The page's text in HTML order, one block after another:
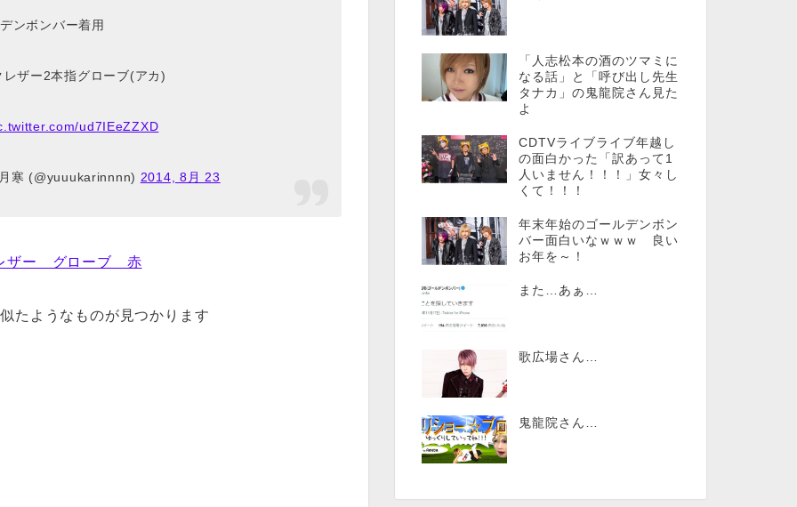
ンボンバー着用
ザー2本指グローブ(アカ)
ud7IEeZZXD
寒 (@yuuukarinnnn) 2014, 8月 23
ザー グローブ 赤
たようなものが見つかります
「人志松本の酒のツマミに
なる話」と「呼び出し先生
タナカ」の鬼龍院さん見た
よ
CDTVライブライブ年越し
の面白かった「訳あって1
人いません！！！」女々し
くて！！！
年末年始のゴールデンボン
バー面白いなｗｗｗ 良い
お年を～！
また…あぁ…
歌広場さん…
鬼龍院さん…